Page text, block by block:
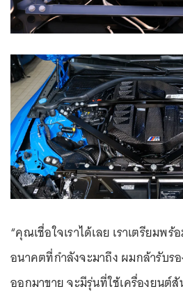
“คุณเชื่อใจเราได้เลย เราเตรียมพร้
อนาคตที่กำลังจะมาถึง ผมกล้ารับร
ออกมาขาย จะมีรุ่นที่ใช้เครื่องยนต์